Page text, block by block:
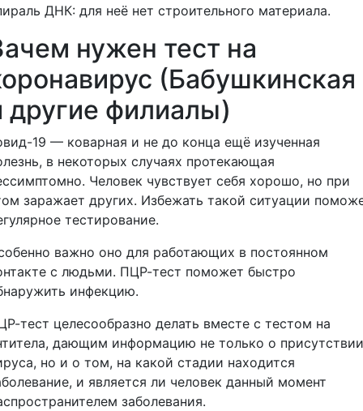
ДНК: для неё нет строительного материала.
нужен тест на
(Бабушкинская
другие филиалы)
19 — коварная и не до конца ещё изученная
в некоторых случаях протекающая
Человек чувствует себя хорошо, но при
заражает других. Избежать такой ситуации
тестирование.
важно оно для работающих в постоянном
с людьми. ПЦР-тест поможет быстро
инфекцию.
тест целесообразно делать вместе с тестом на
дающим информацию не только о присутствии
но и о том, на какой стадии находится
и является ли человек данный момент
заболевания.